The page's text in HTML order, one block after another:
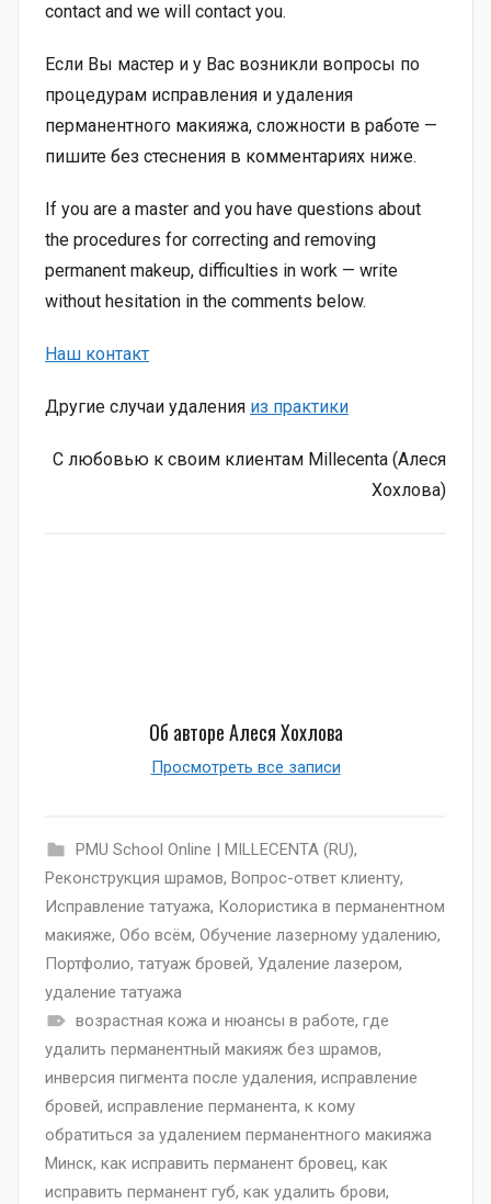
contact and we will contact you.
Если Вы мастер и у Вас возникли вопросы по
процедурам исправления и удаления
перманентного макияжа, сложности в работе —
пишите без стеснения в комментариях ниже.
If you are a master and you have questions about
the procedures for correcting and removing
permanent makeup, difficulties in work — write
without hesitation in the comments below.
Наш контакт
Другие случаи удаления из практики
С любовью к своим клиентам Millecenta (Алеся
Хохлова)
Об автореАлеся Хохлова
Просмотреть все записи
PMU School Online | MILLECENTA (RU),
Pеконструкция шрамов, Вопрос-ответ клиенту,
Исправление татуажа, Колористика в перманентном
макияже, Обо всём, Обучение лазерному удалению,
Портфолио, татуаж бровей, Удаление лазером,
удаление татуажа
возрастная кожа и нюансы в работе, где
удалить перманентный макияж без шрамов,
инверсия пигмента после удаления, исправление
бровей, исправление перманента, к кому
обратиться за удалением перманентного макияжа
Минск, как исправить перманент бровец, как
исправить перманент губ, как удалить брови,